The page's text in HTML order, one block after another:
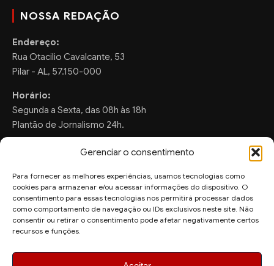
Gerenciar o consentimento
Para fornecer as melhores experiências, usamos tecnologias como
cookies para armazenar e/ou acessar informações do dispositivo. O
consentimento para essas tecnologias nos permitirá processar dados
como comportamento de navegação ou IDs exclusivos neste site. Não
consentir ou retirar o consentimento pode afetar negativamente certos
recursos e funções.
NOSSA REDAÇÃO
Endereço:
Rua Otacilio Cavalcante, 53
Pilar - AL, 57.150-000
Horário:
Segunda a Sexta, das 08h às 18h
Plantão de Jornalismo 24h.
FALE CONOSCO
Sugestões de Pauta:
ronaldo.valentim150@gmail.com